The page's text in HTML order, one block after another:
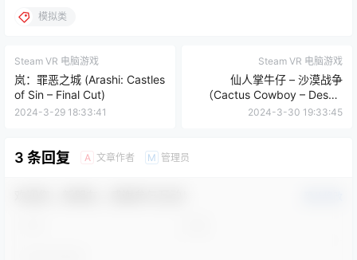
模拟类
Steam VR 电脑游戏
岚：罪恶之城 (Arashi: Castles
of Sin – Final Cut)
2024-3-29 18:33:41
Steam VR 电脑游戏
仙人掌牛仔 – 沙漠战争
（Cactus Cowboy – Desert
Warfare）
2024-3-30 19:33:45
3 条回复 A 文章作者 M 管理员